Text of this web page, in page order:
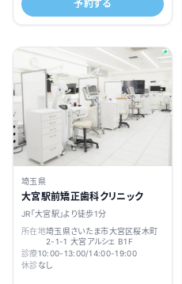
予約する
埼玉県
大宮駅前矯正歯科クリニック
JR「大宮駅」より徒歩1分
所在地埼玉県さいたま市大宮区桜木町
2-1-1 大宮アルシェ B1F
診療10:00-13:00/14:00-19:00
休診なし